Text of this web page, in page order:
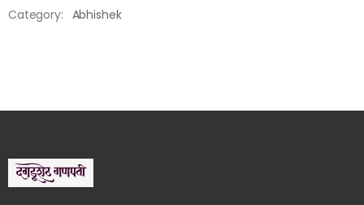
Category: Abhishek